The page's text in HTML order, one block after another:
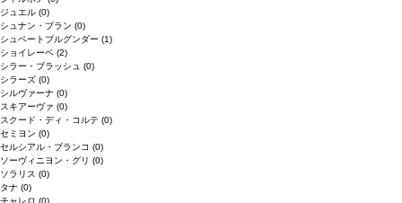
ジュエル (0)
シュナン・ブラン (0)
シュペートブルグンダー (1)
ショイレーベ (2)
シラー・ブラッシュ (0)
シラーズ (0)
シルヴァーナ (0)
スキアーヴァ (0)
スクード・ディ・コルテ (0)
セミヨン (0)
セルシアル・ブランコ (0)
ソーヴィニヨン・グリ (0)
ソラリス (0)
タナ (0)